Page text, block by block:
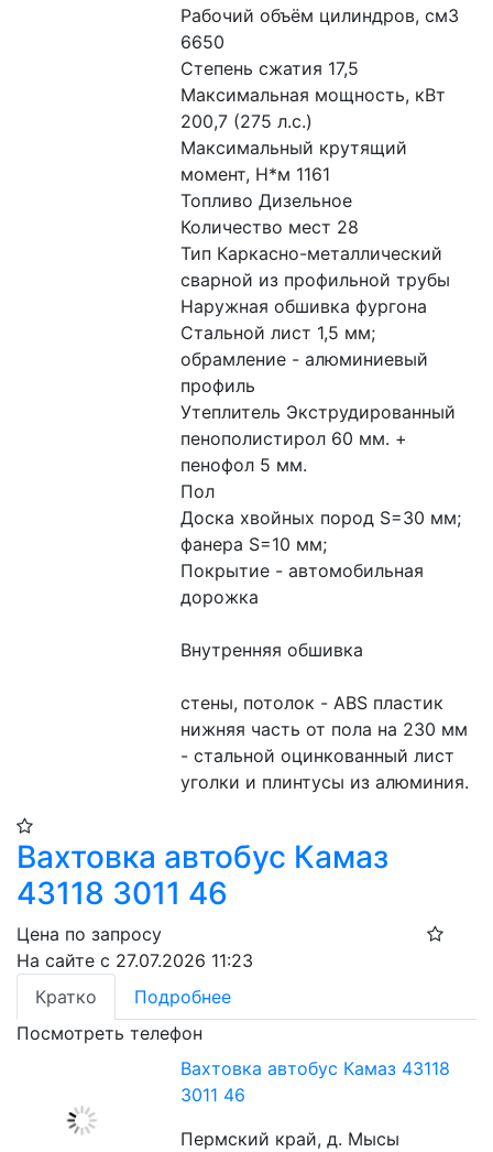
Рабочий объём цилиндров, см3
6650
Степень сжатия 17,5
Максимальная мощность, кВт
200,7 (275 л.с.)
Максимальный крутящий
момент, Н*м 1161
Топливо Дизельное
Количество мест 28
Тип Каркасно-металлический
сварной из профильной трубы
Наружная обшивка фургона
Стальной лист 1,5 мм;
обрамление - алюминиевый
профиль
Утеплитель Экструдированный
пенополистирол 60 мм. +
пенофол 5 мм.
Пол
Доска хвойных пород S=30 мм;
фанера S=10 мм;
Покрытие - автомобильная
дорожка
Внутренняя обшивка
стены, потолок - ABS пластик
нижняя часть от пола на 230 мм
- стальной оцинкованный лист
уголки и плинтусы из алюминия.
Вахтовка автобус Камаз
43118 3011 46
Цена по запросу
На сайте с 27.07.2026 11:23
Кратко
Подробнее
Посмотреть телефон
Вахтовка автобус Камаз 43118
3011 46
Пермский край, д. Мысы